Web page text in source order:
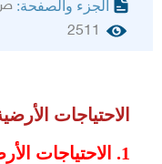
الجزء والصفحة: ص
2511
الاحتياجات
1. الاحتياجات الأرضية